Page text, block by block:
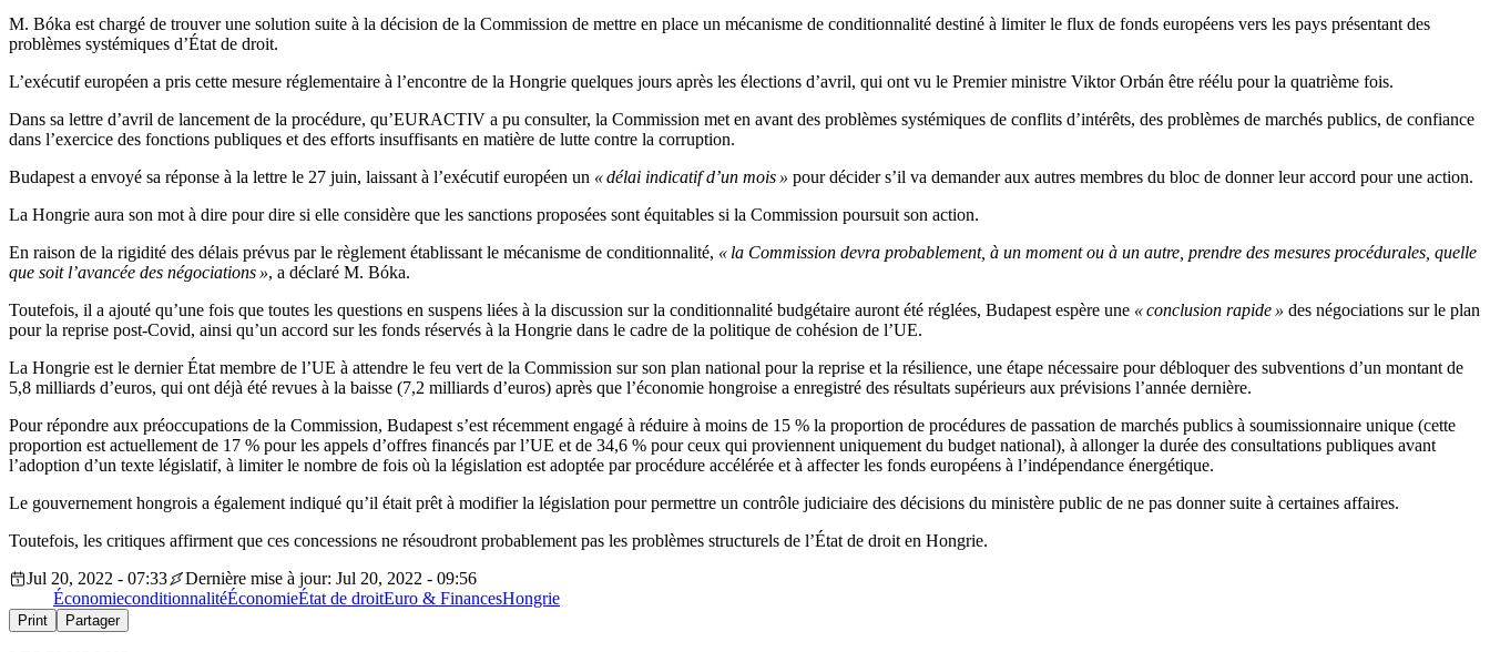
M. Bóka est chargé de trouver une solution suite à la décision de la Commission de mettre en place un mécanisme de conditionnalité destiné à limiter le flux de fonds européens vers les pays présentant des
problèmes systémiques d’État de droit.
L’exécutif européen a pris cette mesure réglementaire à l’encontre de la Hongrie quelques jours après les élections d’avril, qui ont vu le Premier ministre Viktor Orbán être réélu pour la quatrième fois.
Dans sa lettre d’avril de lancement de la procédure, qu’EURACTIV a pu consulter, la Commission met en avant des problèmes systémiques de conflits d’intérêts, des problèmes de marchés publics, de confiance
dans l’exercice des fonctions publiques et des efforts insuffisants en matière de lutte contre la corruption.
Budapest a envoyé sa réponse à la lettre le 27 juin, laissant à l’exécutif européen un « délai indicatif d’un mois » pour décider s’il va demander aux autres membres du bloc de donner leur accord pour une action.
La Hongrie aura son mot à dire pour dire si elle considère que les sanctions proposées sont équitables si la Commission poursuit son action.
En raison de la rigidité des délais prévus par le règlement établissant le mécanisme de conditionnalité, « la Commission devra probablement, à un moment ou à un autre, prendre des mesures procédurales, quelle
que soit l’avancée des négociations », a déclaré M. Bóka.
Toutefois, il a ajouté qu’une fois que toutes les questions en suspens liées à la discussion sur la conditionnalité budgétaire auront été réglées, Budapest espère une « conclusion rapide » des négociations sur le plan
pour la reprise post-Covid, ainsi qu’un accord sur les fonds réservés à la Hongrie dans le cadre de la politique de cohésion de l’UE.
La Hongrie est le dernier État membre de l’UE à attendre le feu vert de la Commission sur son plan national pour la reprise et la résilience, une étape nécessaire pour débloquer des subventions d’un montant de
5,8 milliards d’euros, qui ont déjà été revues à la baisse (7,2 milliards d’euros) après que l’économie hongroise a enregistré des résultats supérieurs aux prévisions l’année dernière.
Pour répondre aux préoccupations de la Commission, Budapest s’est récemment engagé à réduire à moins de 15 % la proportion de procédures de passation de marchés publics à soumissionnaire unique (cette
proportion est actuellement de 17 % pour les appels d’offres financés par l’UE et de 34,6 % pour ceux qui proviennent uniquement du budget national), à allonger la durée des consultations publiques avant
l’adoption d’un texte législatif, à limiter le nombre de fois où la législation est adoptée par procédure accélérée et à affecter les fonds européens à l’indépendance énergétique.
Le gouvernement hongrois a également indiqué qu’il était prêt à modifier la législation pour permettre un contrôle judiciaire des décisions du ministère public de ne pas donner suite à certaines affaires.
Toutefois, les critiques affirment que ces concessions ne résoudront probablement pas les problèmes structurels de l’État de droit en Hongrie.
Jul 20, 2022 - 07:33
Dernière mise à jour: Jul 20, 2022 - 09:56
ÉconomieconditionnalitéÉconomieÉtat de droitEuro & FinancesHongrie
Print Partager